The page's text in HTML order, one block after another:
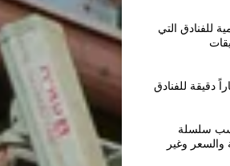
للفنادق التي
دقيقة للفنادق
سلسلة
والسعر وغير